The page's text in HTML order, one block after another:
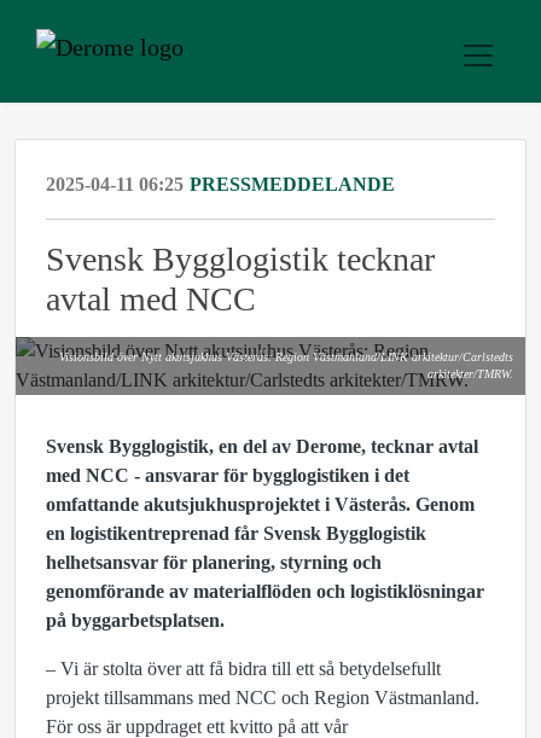
2025-04-11 06:25 PRESSMEDDELANDE
Svensk Bygglogistik tecknar
avtal med NCC
Visionsbild över Nytt akutsjukhus Västerås: Region Västmanland/LINK arkitektur/Carlstedts
arkitekter/TMRW.
Svensk Bygglogistik, en del av Derome, tecknar avtal
med NCC - ansvarar för bygglogistiken i det
omfattande akutsjukhusprojektet i Västerås. Genom
en logistikentreprenad får Svensk Bygglogistik
helhetsansvar för planering, styrning och
genomförande av materialflöden och logistiklösningar
på byggarbetsplatsen.
– Vi är stolta över att få bidra till ett så betydelsefullt
projekt tillsammans med NCC och Region Västmanland.
För oss är uppdraget ett kvitto på att vår